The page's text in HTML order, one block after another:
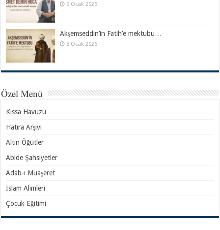
9 Ocak 2026
Akşemseddin’in Fatih’e mektubu…
8 Ocak 2026
Özel Menü
Kıssa Havuzu
Hatıra Arşivi
Altın Öğütler
Abide Şahsiyetler
Adab-ı Muaşeret
İslam Alimleri
Çocuk Eğitimi